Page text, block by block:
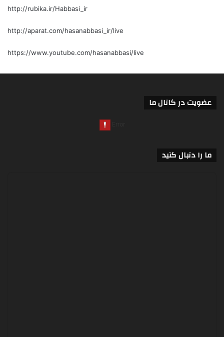
http://rubika.ir/Habbasi_ir
http://aparat.com/hasanabbasi_ir/live
https://www.youtube.com/hasanabbasi/live
عضویت در کانال ما
ما را دنبال کنید